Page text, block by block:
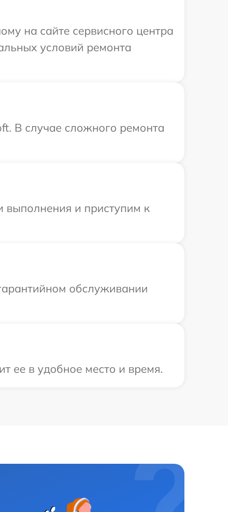
на сайте сервисного центра
условий ремонта
В случае сложного ремонта
выполнения и приступим к
обслуживании
ее в удобное место и время.